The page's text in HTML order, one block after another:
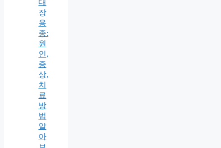
대
장
용
종:
원
인,
증
상,
치
료
방
법
알
아